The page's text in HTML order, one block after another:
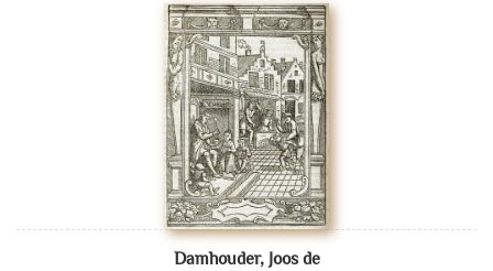
Damhouder, Joos de